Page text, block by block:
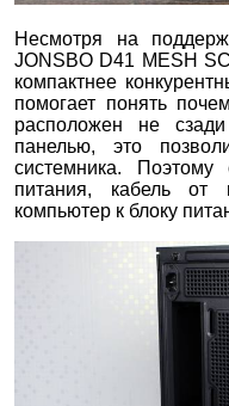
Несмотря на
JONSBO D41 MESH
компактнее
помогает понять
расположен не
панелью, это
системника. Поэтому
питания, кабель от
компьютер к блоку